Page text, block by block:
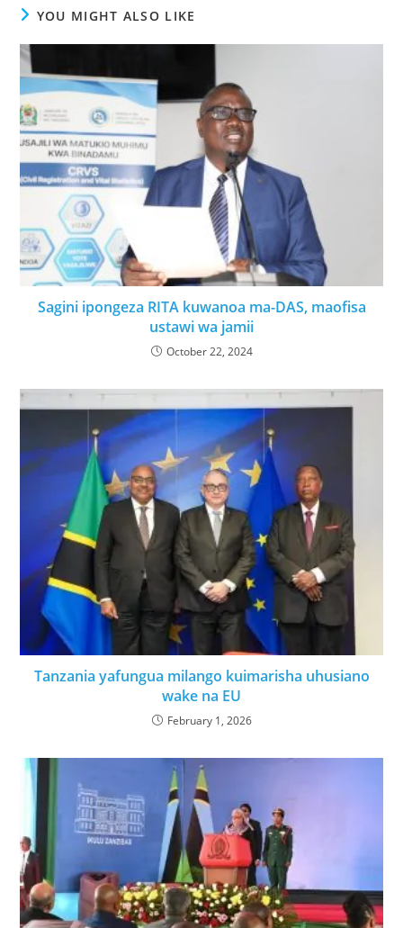
YOU MIGHT ALSO LIKE
Sagini ipongeza RITA kuwanoa ma-DAS, maofisa
ustawi wa jamii
October 22, 2024
Tanzania yafungua milango kuimarisha uhusiano
wake na EU
February 1, 2026